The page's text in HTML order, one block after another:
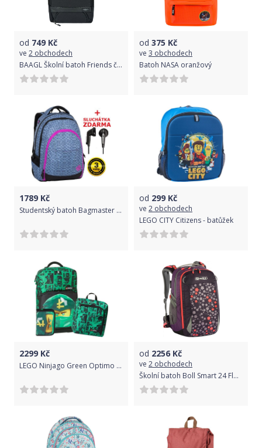
od 749 Kč
ve 2 obchodech
BAAGL Školní batoh Friends černý
od 375 Kč
ve 3 obchodech
Batoh NASA oranžový
1789 Kč
Studentský batoh Bagmaster Digital 8 A - Doprava Zdarma
od 299 Kč
ve 2 obchodech
LEGO CITY Citizens - batůžek
2299 Kč
LEGO Ninjago Green Optimo Plus - školní batoh, 3 dílný set
od 2256 Kč
ve 2 obchodech
Školní batoh Boll Smart 24 Flowers